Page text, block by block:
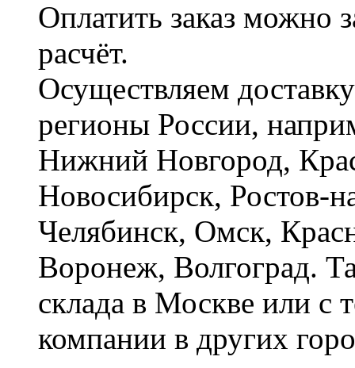
Оплатить заказ можно
расчёт.
Осуществляем
регионы России,
Нижний Новгород,
Новосибирск, Ростов-
Челябинск, Омск,
Воронеж, Волгоград.
склада в Москве или с
компании в других